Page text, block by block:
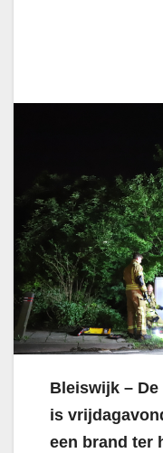
Bleiswijk –
is
een brand ter